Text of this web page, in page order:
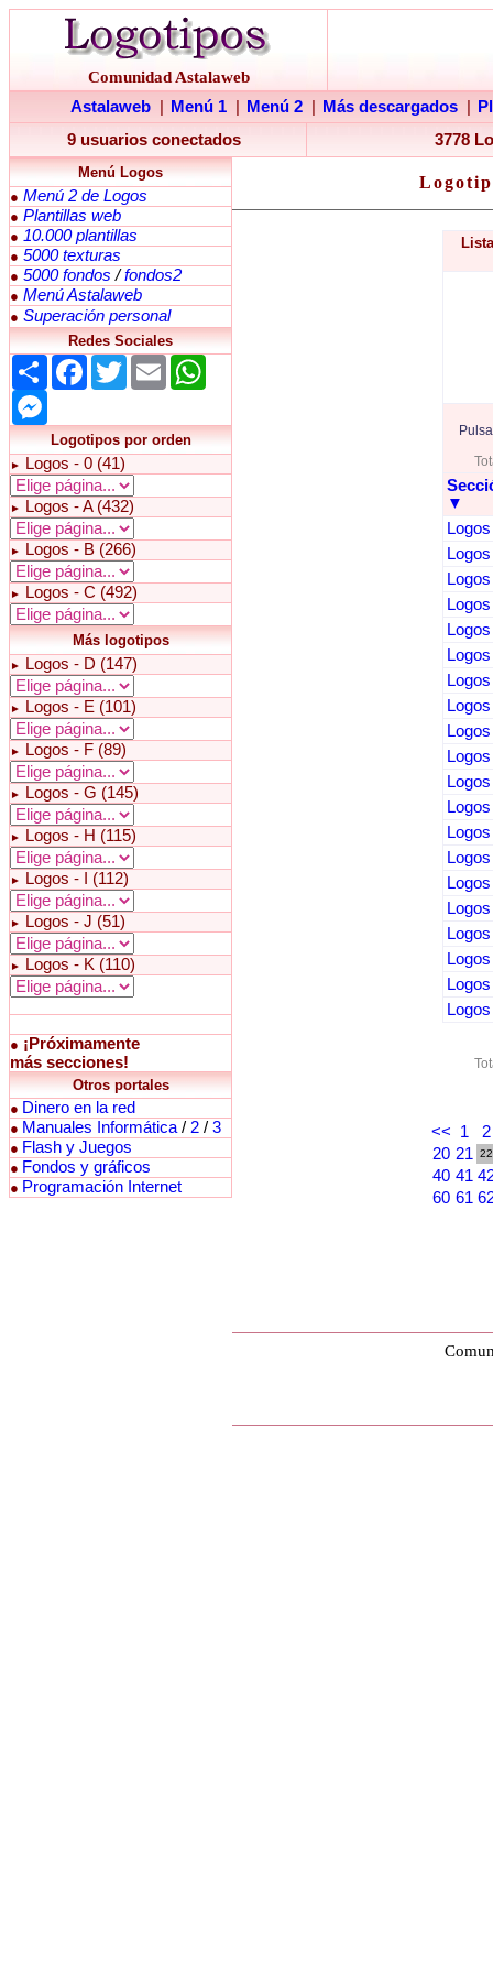
Comunidad Astalaweb
Astalaweb
Menú 1 Menú 2 Más descargados
9 usuarios conectados
3778
Menú Logos
● Menú 2 de Logos
● Plantillas web
● 10.000 plantillas
● 5000 texturas
● 5000 fondos /fondos2
● Menú Astalaweb
● Superación personal
Redes Sociales
Share Facebook
TwitterEmail
Logotipos por orden
► Logos - 0 (41)
► Logos - A (432)
► Logos - B (266)
► Logos - C (492)
Más logotipos
► Logos - D (147)
► Logos - E (101)
► Logos - F (89)
► Logos - G (145)
► Logos - H (115)
► Logos - I (112)
► Logos - J (51)
► Logos - K (110)
● ¡Próximamente
más secciones!
Otros portales
● Dinero en la red
● Manuales Informática / 2 / 3
● Flash y Juegos
● Fondos y gráficos
● Programación Internet
▼
<< 1
2
20 21 22
40 41
60 61